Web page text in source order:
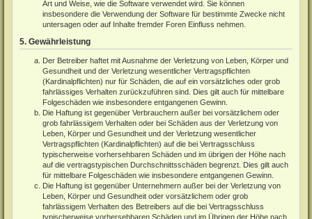
Art und Weise, wie die Software verwendet wird. Sie können
insbesondere die Verwendung der Software für bestimmte Zwecke nicht
untersagen oder auf Inhalte fremder Foren Einfluss nehmen.
5. Gewährleistung
Der Betreiber haftet mit Ausnahme der Verletzung von Leben, Körper und
Gesundheit und der Verletzung wesentlicher Vertragspflichten
(Kardinalpflichten) nur für Schäden, die auf ein vorsätzliches oder grob
fahrlässiges Verhalten zurückzuführen sind. Dies gilt auch für mittelbare
Folgeschäden wie insbesondere entgangenen Gewinn.
Die Haftung ist gegenüber Verbrauchern außer bei vorsätzlichem oder
grob fahrlässigem Verhalten oder bei Schäden aus der Verletzung von
Leben, Körper und Gesundheit und der Verletzung wesentlicher
Vertragspflichten (Kardinalpflichten) auf die bei Vertragsschluss
typischerweise vorhersehbaren Schäden und im übrigen der Höhe nach
auf die vertragstypischen Durchschnittsschäden begrenzt. Dies gilt auch
für mittelbare Folgeschäden wie insbesondere entgangenen Gewinn.
Die Haftung ist gegenüber Unternehmern außer bei der Verletzung von
Leben, Körper und Gesundheit oder vorsätzlichem oder grob
fahrlässigem Verhalten des Betreibers auf die bei Vertragsschluss
typischerweise vorhersehbaren Schäden und im Übrigen der Höhe nach